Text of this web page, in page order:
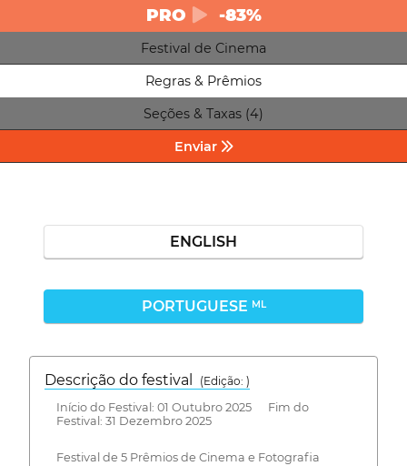
PRO -83%
Festival de Cinema
Regras & Prêmios
Seções & Taxas (4)
Enviar
ENGLISH
PORTUGUESE ML
Descrição do festival
(Edição: )
Início do Festival: 01 Outubro 2025 Fim do
Festival: 31 Dezembro 2025
Festival de 5 Prêmios de Cinema e Fotografia